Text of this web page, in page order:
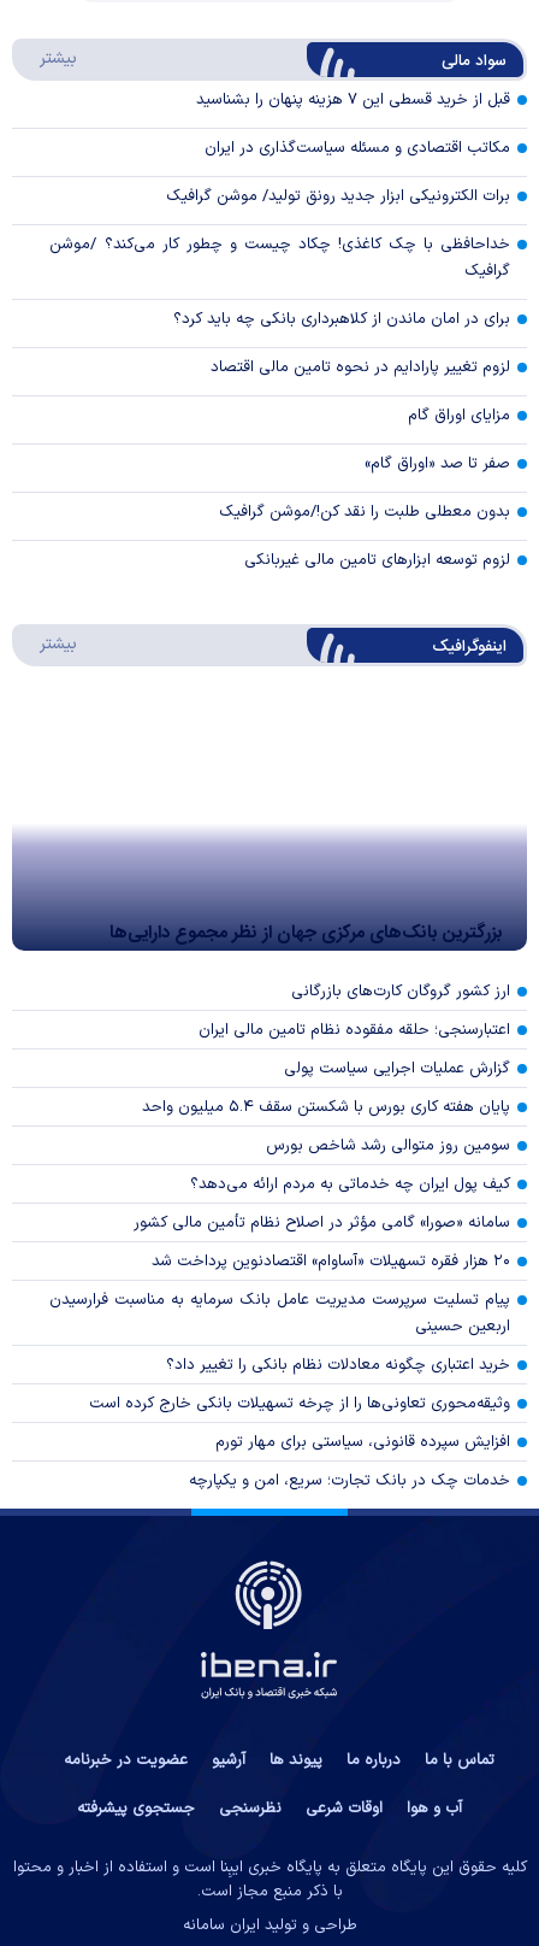
Video
سواد مالی بیشتر
قبل از خرید قسطی این ۷ هزینه پنهان را بشناسید
مکاتب اقتصادی و مسئله سیاست‌گذاری در ایران
برات الکترونیکی ابزار جدید رونق تولید/ موشن گرافیک
خداحافظی با چک کاغذی! چکاد چیست و چطور کار می‌کند؟ /موشن
گرافیک
برای در امان ماندن از کلاهبرداری بانکی چه باید کرد؟
لزوم تغییر پارادایم در نحوه تامین مالی اقتصاد
مزایای اوراق گام
صفر تا صد «اوراق گام»
بدون معطلی طلبت را نقد کن!/موشن گرافیک
لزوم توسعه ابزارهای تامین مالی غیربانکی
اینفوگرافیک بیشتر
بزرگترین بانک‌های مرکزی جهان از نظر مجموع دارایی‌ها
ارز کشور گروگان کارت‌های بازرگانی
اعتبارسنجی؛ حلقه مفقوده نظام تامین مالی ایران
گزارش عملیات اجرایی سیاست پولی
پایان هفته کاری بورس با شکستن سقف ۵.۴ میلیون واحد
سومین روز متوالی رشد شاخص بورس
کیف پول ایران چه خدماتی به مردم ارائه می‌دهد؟
سامانه «صورا» گامی مؤثر در اصلاح نظام تأمین مالی کشور
۲۰ هزار فقره تسهیلات «آساوام» اقتصادنوین پرداخت شد
پیام تسلیت سرپرست مدیریت عامل بانک سرمایه به مناسبت فرارسیدن
اربعین حسینی
خرید اعتباری چگونه معادلات نظام بانکی را تغییر داد؟
وثیقه‌محوری تعاونی‌ها را از چرخه تسهیلات بانکی خارج کرده است
افزایش سپرده قانونی، سیاستی برای مهار تورم
خدمات چک در بانک تجارت؛ سریع، امن و یکپارچه
تماس با ما درباره ما پیوند ها آرشیو
عضویت در خبرنامه
آب و هوا
اوقات شرعی نظرسنجی جستجوی پیشرفته
کلیه حقوق این پایگاه متعلق به پایگاه خبری ایبِنا است و استفاده از اخبار و محتوا
با ذکر منبع مجاز است.
طراحی و تولید ایران سامانه